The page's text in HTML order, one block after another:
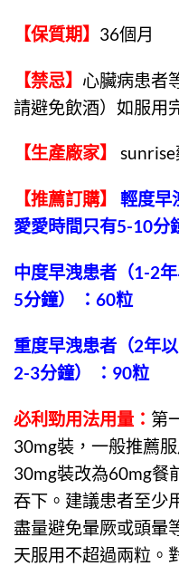
【保質期】 36個月
【禁忌】 心臟病患者
請避免飲酒）如服用
【生產廠家】 sunrise
【推薦訂購】
輕度早
愛愛時間只有5-10分
中度早洩患者（1-2
5分鐘） ：60粒
重度早洩患者（2年
2-3分鐘） ：90粒
必利勁用法用量 ： 第
30mg裝，一般推薦
30mg裝改為60mg餐
吞下。建議患者至少
盡量避免暈厥或頭暈
天服用不超過兩粒。